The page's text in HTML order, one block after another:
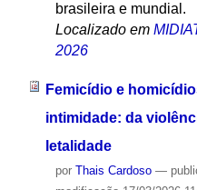
brasileira e mundial.
Localizado em
2026
Femicídio e
intimidade: da
letalidade
por Thais Cardoso —